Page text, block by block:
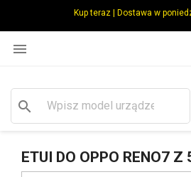
Kup teraz | Dostawa w

search
ETUI DO OPPO RENO7 Z